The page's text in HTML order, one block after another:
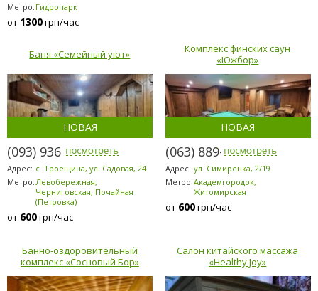
Метро: Гидропарк
от 1300грн/час
Баня «Семейный уют»
НОВАЯ
(093) 936-7869
Адрес: с. Троещина, ул. Садовая, 24
Метро: Левобережная,
Черниговская, Почайная
(Петровка)
от 600грн/час
Комплекс финских саун
«Южбор»
НОВАЯ
(063) 889-6200
Адрес: ул. Симиренка, 2/19
Метро:Академгородок,
Житомирская
от 600грн/час
Банно-оздоровительный
комплекс «Сосновый Бор»
Салон китайского массажа
«Healthy Joy»